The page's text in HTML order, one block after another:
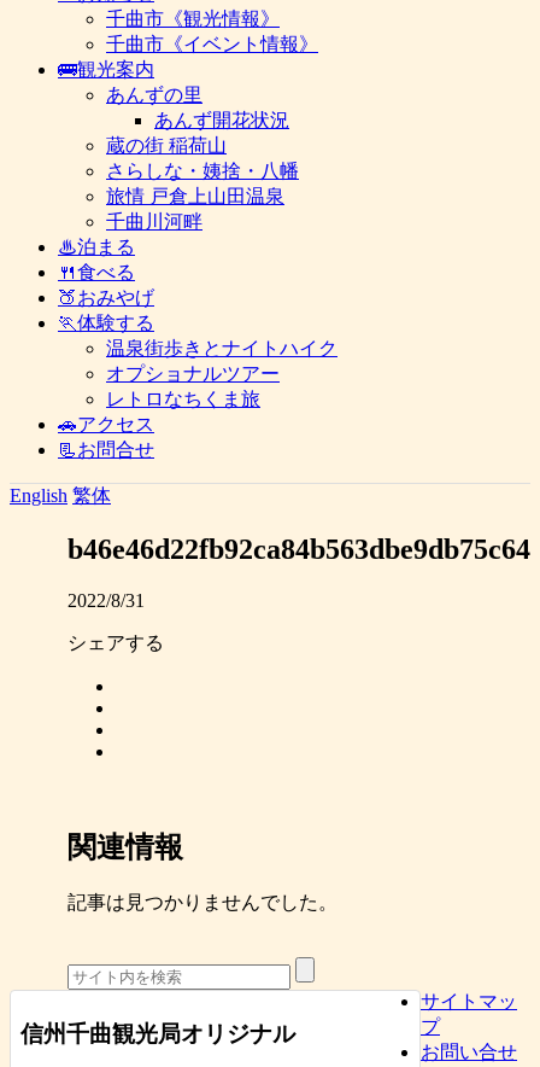
千曲市《観光情報》
千曲市《イベント情報》
🚌観光案内
あんずの里
あんず開花状況
蔵の街 稲荷山
さらしな・姨捨・八幡
旅情 戸倉上山田温泉
千曲川河畔
♨泊まる
🍴食べる
🍑おみやげ
🏃体験する
温泉街歩きとナイトハイク
オプショナルツアー
レトロなちくま旅
🚗アクセス
📃お問合せ
English 繁体
b46e46d22fb92ca84b563dbe9db75c64
2022/8/31
シェアする
関連情報
記事は見つかりませんでした。
信州千曲観光局オリジナル
サイトマッ
プ
お問い合せ